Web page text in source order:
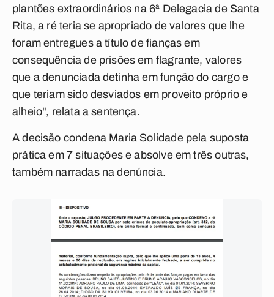
plantões extraordinários na 6ª Delegacia de Santa
Rita, a ré teria se apropriado de valores que lhe
foram entregues a título de fianças em
consequência de prisões em flagrante, valores
que a denunciada detinha em função do cargo e
que teriam sido desviados em proveito próprio e
alheio", relata a sentença.
A decisão condena Maria Solidade pela suposta
prática em 7 situações e absolve em três outras,
também narradas na denúncia.